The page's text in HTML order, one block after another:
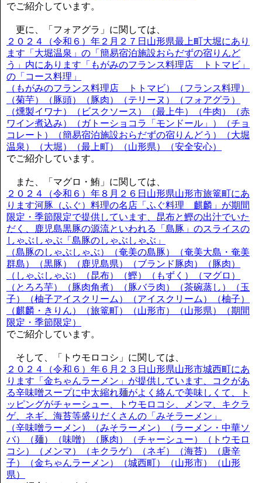
でご紹介しています。
更に、「フォアグラ」に関しては、
２０２４（令和６）年２月２７日山形県最上町大堀にあり
ます「大堀温泉」の「簡易宿泊施設おらだずの宿りんど
う」内にあります「もがみのフランス料理店 トトマビ」
の「コース料理」
（もがみのフランス料理店 トトマビ）（フランス料理）
（菊芋）（豚頭）（豚肉）（テリーヌ）（フォアグラ）
（燻製イワナ）（ビスクソース）（最上牛）（牛肉）（赤
ワイン煮込み）（ガトーショコラ「モンドール」）（チョ
コレート）（簡易宿泊施設おらだずの宿りんどう）（大堀
温泉）（大堀）（最上町）（山形県）（安全安心）
でご紹介しています。
また、「マグロ・鮪」に関しては、
２０２４（令和６）年８月２６日山形県山形市旅篭町にあ
ります河豚（ふぐ）料理の名店「ふぐ料理 麒麟」が期間
限定・季節限定で提供しています、昆布と鰹の出汁でいた
だく、鹿児島黒豚の源流といわれる「島豚」のスライスの
しゃぶしゃぶ「島豚のしゃぶしゃぶ」
（島豚のしゃぶしゃぶ）（奄美の島豚）（奄美大島・奄美
群島）（黒豚）（鹿児島県）（ブランド豚肉）（豚肉）
（しゃぶしゃぶ）（昆布）（鰹）（もずく）（マグロ）
（とろろ芋）（豚肉角煮）（豚バラ肉）（茶碗蒸し）（玉
子）（柚子アイスクリーム）（アイスクリーム）（柚子）
（麒麟・きりん）（旅篭町）（山形市）（山形県）（期間
限定・季節限定）
でご紹介しています。
そして、「トウモロコシ」に関しては、
２０２４（令和６）年６月２３日山形県山形市城西町にあ
ります「金ちゃんラーメン」が提供しています、コクがあ
る辛味噌スープに中太縮れ麺がよく絡んで美味しくて、ト
ッピングがチャーシュー、トウモロコシ、メンマ、キクラ
ゲ、ネギ、海苔等盛りだくさんの「みそラーメン」
（辛味噌ラーメン）（みそラーメン）（ラーメン・中華ソ
バ）（麺）（味噌）（豚肉）（チャーシュー）（トウモロ
コシ）（メンマ）（キクラゲ）（ネギ）（海苔）（唐辛
子）（金ちゃんラーメン）（城西町）（山形市）（山形
県）